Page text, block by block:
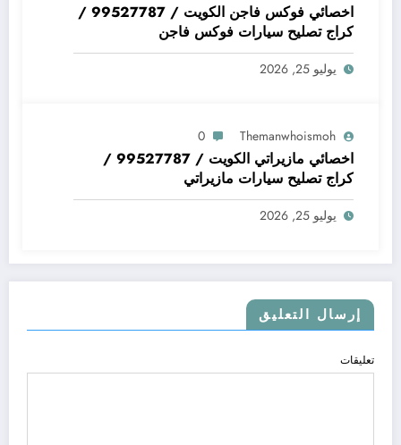
اخصائي فوكس فاجن الكويت / 99527787 /
كراج تصليح سيارات فوكس فاجن
يوليو 25, 2026
Themanwhoismoh
0
اخصائي مازيراتي الكويت / 99527787 /
كراج تصليح سيارات مازيراتي
يوليو 25, 2026
إرسال التعليق
تعليقات